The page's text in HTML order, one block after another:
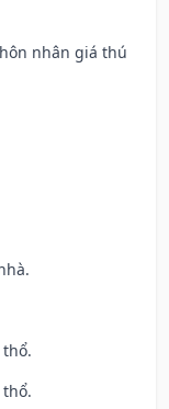
nhân giá thú